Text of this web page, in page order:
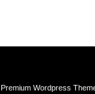
Premium Wordpress